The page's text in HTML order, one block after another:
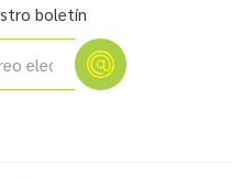
boletín